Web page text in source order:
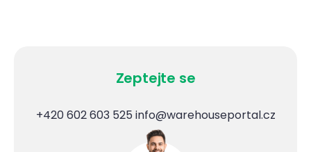
Zeptejte se
+420 602 603 525 info@warehouseportal.cz